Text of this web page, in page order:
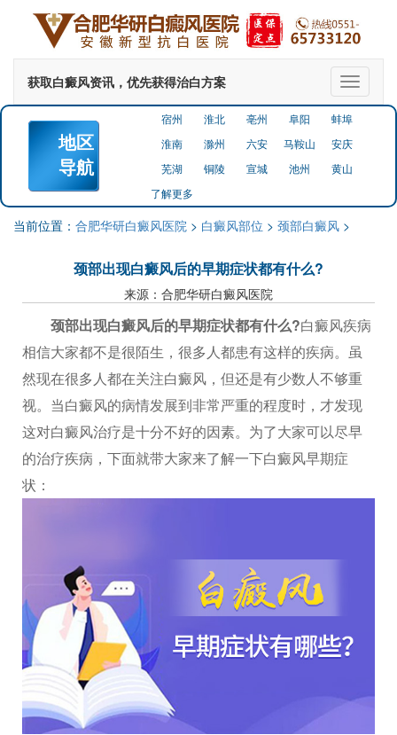
获取白癜风资讯，优先获得治白方案
切
换
导
航
地区
导航
宿州 淮北 亳州 阜阳
蚌埠
淮南
滁州 六安 马鞍山
安庆
芜湖
铜陵 宣城 池州
黄山
了解更多
当前位置： 合肥华研白癜风医院 > 白癜风部位 > 颈部白癜风 >
颈部出现白癜风后的早期症状都有什么?
来源：合肥华研白癜风医院
颈部出现白癜风后的早期症状都有什么?白癜风疾病
相信大家都不是很陌生，很多人都患有这样的疾病。虽
然现在很多人都在关注白癜风，但还是有少数人不够重
视。当白癜风的病情发展到非常严重的程度时，才发现
这对白癜风治疗是十分不好的因素。为了大家可以尽早
的治疗疾病，下面就带大家来了解一下白癜风早期症
状：